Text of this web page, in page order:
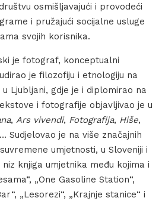
osmišljavajući i provodeći
i pružajući socijalne usluge
svojih korisnika.
je fotograf, konceptualni
je filozofiju i etnologiju na
Ljubljani, gdje je i diplomirao na
i fotografije objavljivao je u
, Ars vivendi, Fotografija, Hiše,
… Sudjelovao je na više značajnih
umjetnosti, u Sloveniji i
knjiga umjetnika među kojima i
„One Gasoline Station“,
„Lesorezi“, „Krajnje stanice“ i